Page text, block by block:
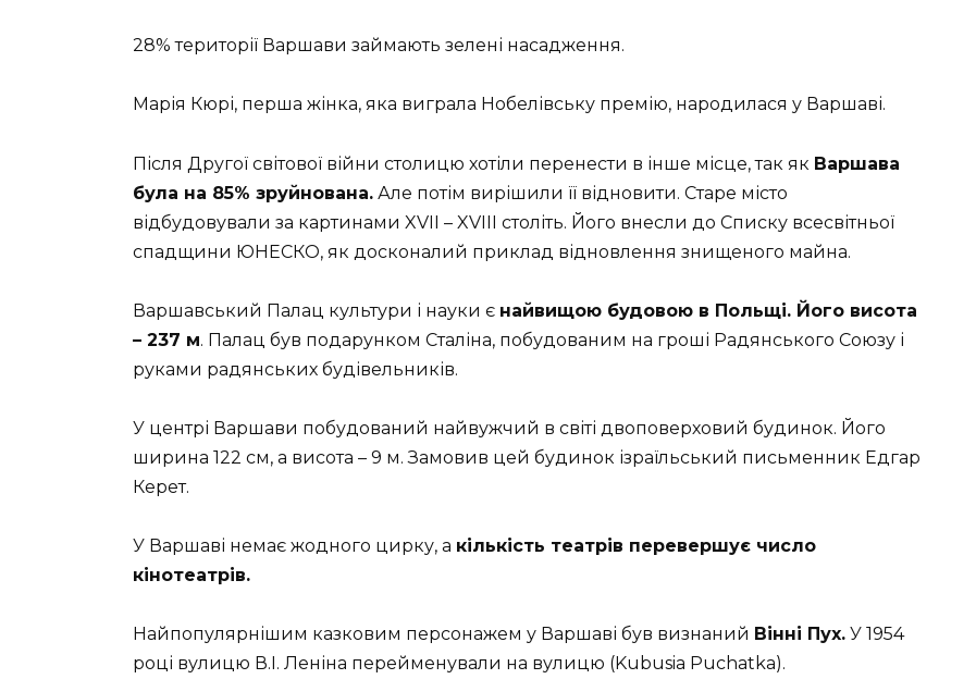
28% території Варшави займають зелені насадження.
Марія Кюрі, перша жінка, яка виграла Нобелівську премію, народилася у Варшаві.
Після Другої світової війни столицю хотіли перенести в інше місце, так як Варшава
була на 85% зруйнована. Але потім вирішили її відновити. Старе місто
відбудовували за картинами XVII – XVIII століть. Його внесли до Списку всесвітньої
спадщини ЮНЕСКО, як досконалий приклад відновлення знищеного майна.
Варшавський Палац культури і науки є найвищою будовою в Польщі. Його висота
– 237 м. Палац був подарунком Сталіна, побудованим на гроші Радянського Союзу і
руками радянських будівельників.
У центрі Варшави побудований найвужчий в світі двоповерховий будинок. Його
ширина 122 см, а висота – 9 м. Замовив цей будинок ізраїльський письменник Едгар
Керет.
У Варшаві немає жодного цирку, а кількість театрів перевершує число
кінотеатрів.
Найпопулярнішим казковим персонажем у Варшаві був визнаний Вінні Пух. У 1954
році вулицю В.І. Леніна перейменували на вулицю (Kubusia Puchatka).